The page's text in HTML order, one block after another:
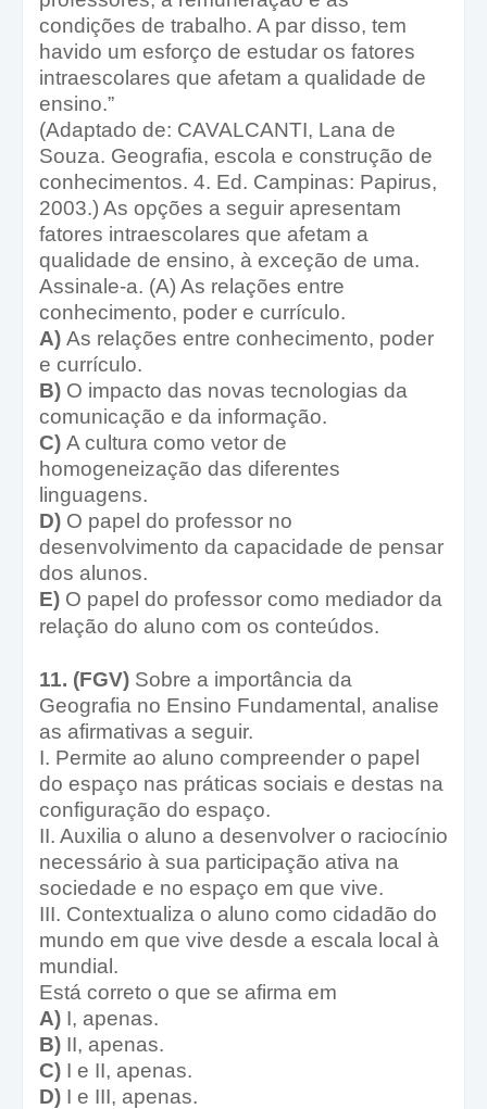
condições de trabalho. A par disso, tem
havido um esforço de estudar os fatores
intraescolares que afetam a qualidade de
ensino.”
(Adaptado de: CAVALCANTI, Lana de
Souza. Geografia, escola e construção de
conhecimentos. 4. Ed. Campinas: Papirus,
2003.) As opções a seguir apresentam
fatores intraescolares que afetam a
qualidade de ensino, à exceção de uma.
Assinale-a. (A) As relações entre
conhecimento, poder e currículo.
A) As relações entre conhecimento, poder
e currículo.
B) O impacto das novas tecnologias da
comunicação e da informação.
C) A cultura como vetor de
homogeneização das diferentes
linguagens.
D) O papel do professor no
desenvolvimento da capacidade de pensar
dos alunos.
E) O papel do professor como mediador da
relação do aluno com os conteúdos.
11. (FGV) Sobre a importância da
Geografia no Ensino Fundamental, analise
as afirmativas a seguir.
I. Permite ao aluno compreender o papel
do espaço nas práticas sociais e destas na
configuração do espaço.
II. Auxilia o aluno a desenvolver o raciocínio
necessário à sua participação ativa na
sociedade e no espaço em que vive.
III. Contextualiza o aluno como cidadão do
mundo em que vive desde a escala local à
mundial.
Está correto o que se afirma em
A) I, apenas.
B) II, apenas.
C) I e II, apenas.
D) I e III, apenas.